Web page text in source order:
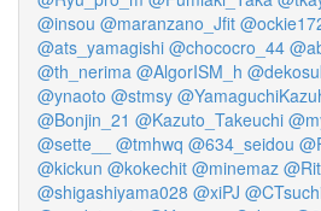
@insou @maranzano_Jfit
@ats_yamagishi @chococro_44
@th_nerima @AlgorISM_h
@ynaoto @stmsy
@Bonjin_21 @Kazuto_Takeuchi
@sette__
@tmhwq @634_seidou
@kickun @kokechit @minemaz
@shigashiyama028 @xiPJ